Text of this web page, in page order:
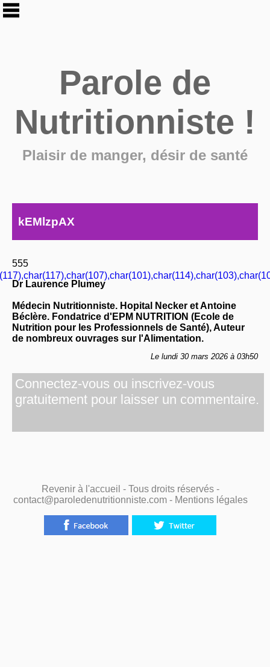
Parole de
Nutritionniste !
Plaisir de manger, désir de santé
kEMlzpAX
555
Dr Laurence Plumey
Médecin Nutritionniste. Hopital Necker et Antoine
Béclère. Fondatrice d'EPM NUTRITION (Ecole de
Nutrition pour les Professionnels de Santé), Auteur
de nombreux ouvrages sur l'Alimentation.
Le lundi 30 mars 2026 à 03h50
Connectez-vous ou inscrivez-vous
gratuitement pour laisser un commentaire.
Revenir à l'accueil - Tous droits réservés -
contact@paroledenutritionniste.com - Mentions légales